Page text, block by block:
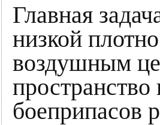
Главная
низкой
воздушным
боеприпасов